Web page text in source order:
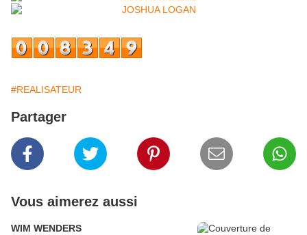
#REALISATEUR
Partager
Vous aimerez aussi
WIM WENDERS